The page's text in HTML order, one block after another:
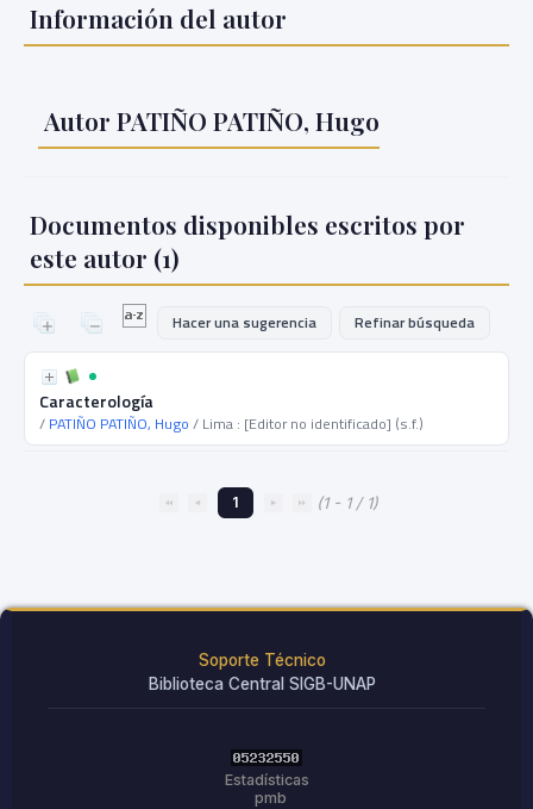
Información del autor
Autor PATIÑO PATIÑO, Hugo
Documentos disponibles escritos por
este autor (1)
Hacer una sugerencia Refinar búsqueda
Caracterología
/ PATIÑO PATIÑO, Hugo / Lima : [Editor no identificado] (s.f.)
1 (1 - 1 / 1)
Soporte Técnico
Biblioteca Central SIGB-UNAP
Estadísticas
pmb